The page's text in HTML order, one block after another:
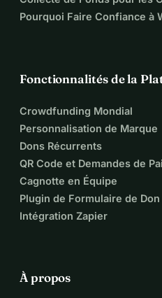
Pourquoi Faire Confiance à
Fonctionnalités de la
Crowdfunding Mondial
Personnalisation de Marque
Dons Récurrents
QR Code et Demandes de
Cagnotte en Équipe
Plugin de Formulaire de Don
Intégration Zapier
À propos